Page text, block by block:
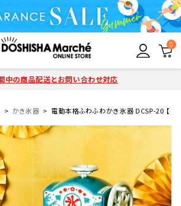
0
中の商品配送とお問い合わせ対応
かき氷器 電動本格ふわふわかき氷器 DCSP-20 【HO